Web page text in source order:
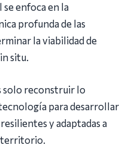
enfoca en la
profunda de las
la viabilidad de
situ.
solo reconstruir lo
para desarrollar
y adaptadas a
territorio.